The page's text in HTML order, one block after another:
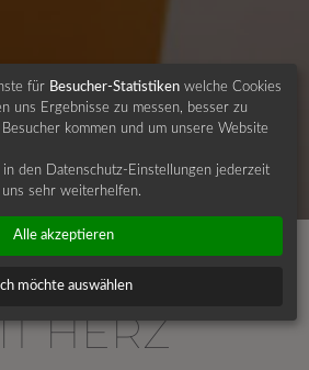
HERZ
für Besucher-Statistiken welche Cookies
uns Ergebnisse zu messen, besser zu
kommen und um unsere Website
in den Datenschutz-Einstellungen jederzeit
sehr weiterhelfen.
Ich möchte auswählen
Alle akzeptieren